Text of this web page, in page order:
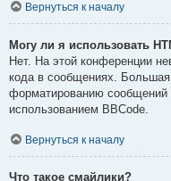
Вернуться к началу
Могу ли я использовать
Нет. На этой конференции
кода в сообщениях.
форматированию сообщений
использованием BBCode.
Вернуться к началу
Что такое смайлики?